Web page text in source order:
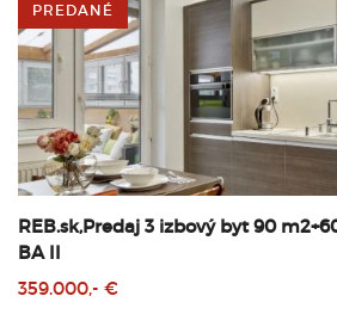
PREDANÉ
REB.sk,Predaj 3 izbový byt 90
BA II
359.000,- €